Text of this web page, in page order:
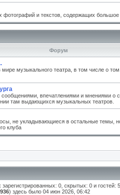
фотографий и текстов, содержащих
Форум
музыкального театра, в том числе о
впечатлениями и мнениями о
там выдающихся музыкальных театров.
не укладывающиеся в остальные темы,
клуба
зарегистрированных: 0, скрытых: 0 и
) здесь было 04 июн 2026, 06:42